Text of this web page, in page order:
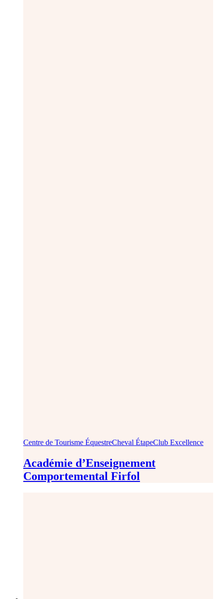
Centre de Tourisme ÉquestreCheval ÉtapeClub Excellence
Académie d’Enseignement
Comportemental Firfol